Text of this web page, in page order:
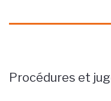
Procédures et